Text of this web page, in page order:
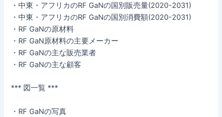
・中東・アフリカのRF GaNの国別販売量(2020-2031)
・中東・アフリカのRF GaNの国別消費額(2020-2031)
・RF GaNの原材料
・RF GaN原材料の主要メーカー
・RF GaNの主な販売業者
・RF GaNの主な顧客
*** 図一覧 ***
・RF GaNの写真